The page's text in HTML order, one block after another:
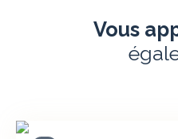
Vous